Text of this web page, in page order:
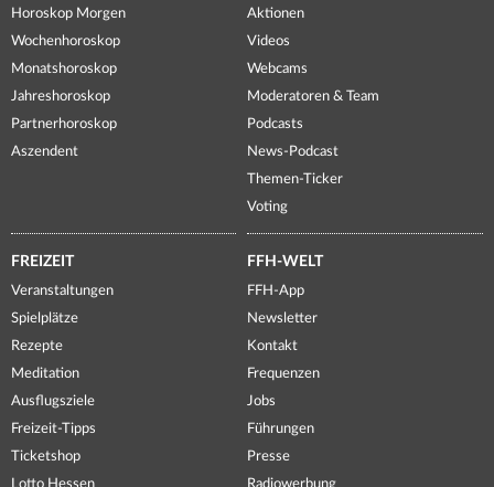
Horoskop Morgen
Wochenhoroskop
Monatshoroskop
Jahreshoroskop
Partnerhoroskop
Aszendent
Aktionen
Videos
Webcams
Moderatoren & Team
Podcasts
News-Podcast
Themen-Ticker
Voting
FREIZEIT
Veranstaltungen
Spielplätze
Rezepte
Meditation
Ausflugsziele
Freizeit-Tipps
Ticketshop
Lotto Hessen
FFH-WELT
FFH-App
Newsletter
Kontakt
Frequenzen
Jobs
Führungen
Presse
Radiowerbung